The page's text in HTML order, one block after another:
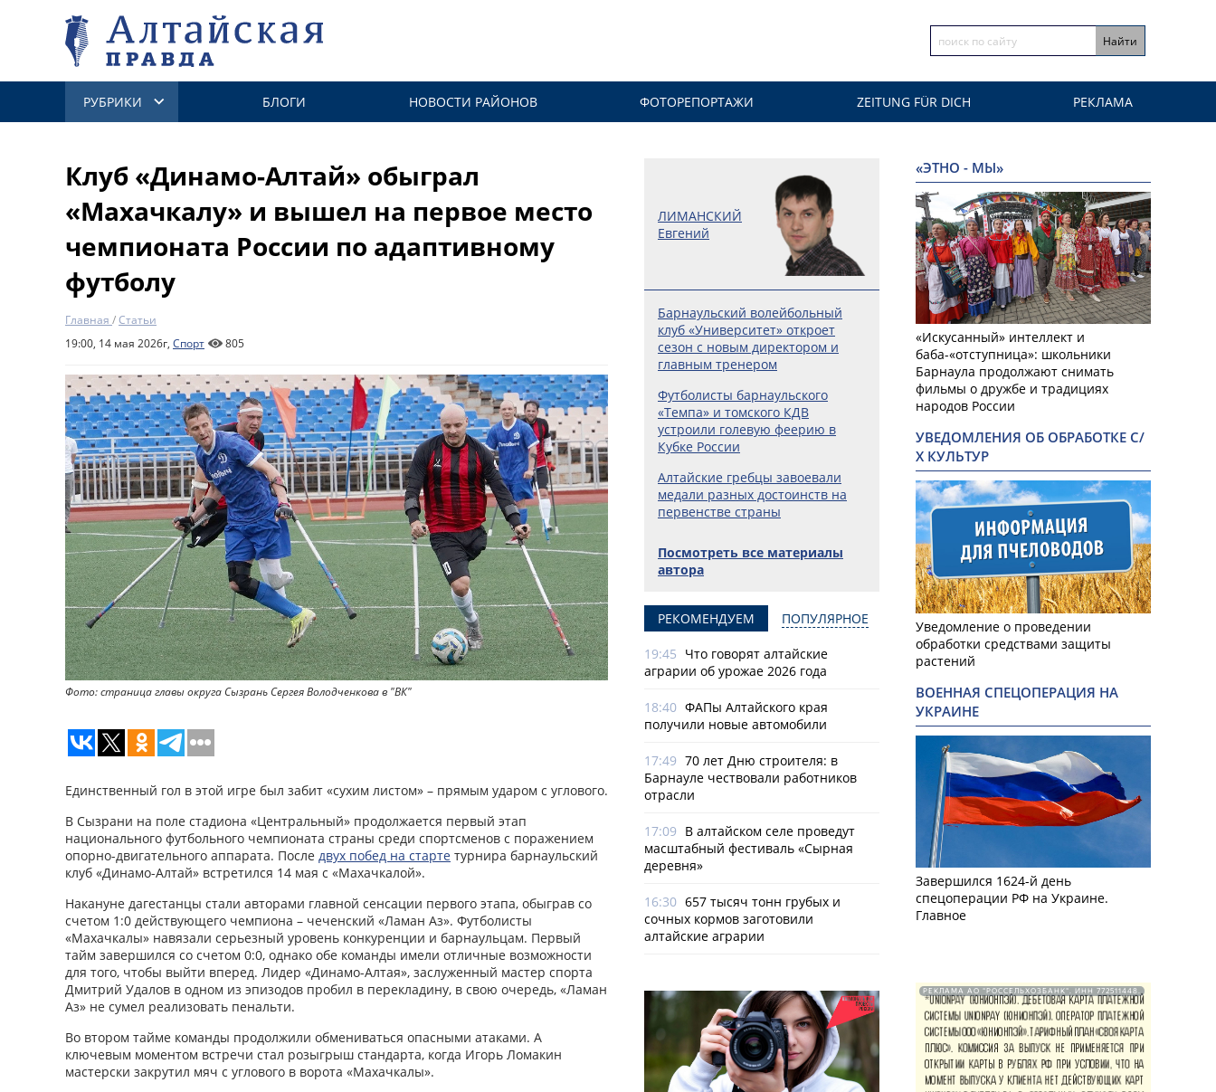
РУБРИКИ БЛОГИ НОВОСТИ РАЙОНОВ ФОТОРЕПОРТАЖИ ZEITUNG FÜR DICH РЕКЛАМА
Клуб «Динамо-Алтай» обыграл
«Махачкалу» и вышел на первое место
чемпионата России по адаптивному
футболу
Главная /Статьи
19:00, 14 мая 2026г, Спорт 805
Фото: страница главы округа Сызрань Сергея Володченкова в "ВК"
Единственный гол в этой игре был забит «сухим листом» – прямым ударом с углового.
В Сызрани на поле стадиона «Центральный» продолжается первый этап
национального футбольного чемпионата страны среди спортсменов с поражением
опорно-двигательного аппарата. После двух побед на старте турнира барнаульский
клуб «Динамо-Алтай» встретился 14 мая с «Махачкалой».
Накануне дагестанцы стали авторами главной сенсации первого этапа, обыграв со
счетом 1:0 действующего чемпиона – чеченский «Ламан Аз». Футболисты
«Махачкалы» навязали серьезный уровень конкуренции и барнаульцам. Первый
тайм завершился со счетом 0:0, однако обе команды имели отличные возможности
для того, чтобы выйти вперед. Лидер «Динамо-Алтая», заслуженный мастер спорта
Дмитрий Удалов в одном из эпизодов пробил в перекладину, в свою очередь, «Ламан
Аз» не сумел реализовать пенальти.
Во втором тайме команды продолжили обмениваться опасными атаками. А
ключевым моментом встречи стал розыгрыш стандарта, когда Игорь Ломакин
мастерски закрутил мяч с углового в ворота «Махачкалы».
ЛИМАНСКИЙ
Евгений
Барнаульский волейбольный
клуб «Университет» откроет
сезон с новым директором и
главным тренером
Футболисты барнаульского
«Темпа» и томского КДВ
устроили голевую феерию в
Кубке России
Алтайские гребцы завоевали
медали разных достоинств на
первенстве страны
Посмотреть все материалы
автора
РЕКОМЕНДУЕМ ПОПУЛЯРНОЕ
19:45 Что говорят алтайские
аграрии об урожае 2026 года
18:40 ФАПы Алтайского края
получили новые автомобили
17:49 70 лет Дню строителя: в
Барнауле чествовали работников
отрасли
17:09 В алтайском селе проведут
масштабный фестиваль «Сырная
деревня»
16:30 657 тысяч тонн грубых и
сочных кормов заготовили
алтайские аграрии
«ЭТНО - МЫ»
«Искусанный» интеллект и
баба-«отступница»: школьники
Барнаула продолжают снимать
фильмы о дружбе и традициях
народов России
УВЕДОМЛЕНИЯ ОБ ОБРАБОТКЕ С/
Х КУЛЬТУР
Уведомление о проведении
обработки средствами защиты
растений
ВОЕННАЯ СПЕЦОПЕРАЦИЯ НА
УКРАИНЕ
Завершился 1624-й день
спецоперации РФ на Украине.
Главное
РЕКЛАМА АО "РОССЕЛЬХОЗБАНК". ИНН 772511448.